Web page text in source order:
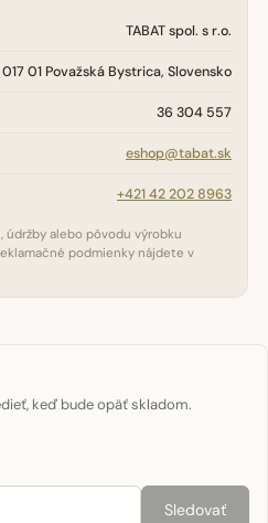
TABAT spol. s r.o.
01 Považská Bystrica, Slovensko
36 304 557
eshop@tabat.sk
+421 42 202 8963
alebo pôvodu výrobku
podmienky nájdete v
keď bude opäť skladom.
Sledovať